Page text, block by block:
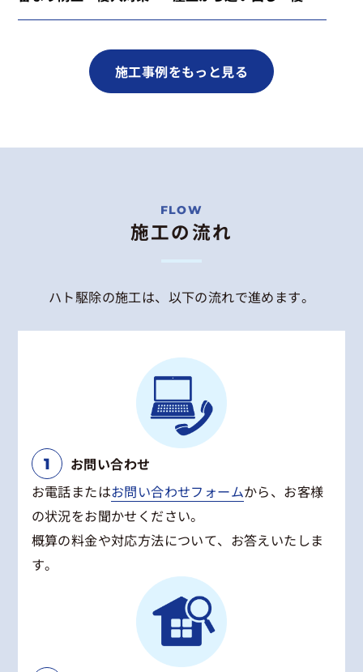
対策
施工事例をもっと見る
施工の流れ
ハト駆除の施工は、以下の流れで進めます。
お問い合わせ
お電話またはお問い合わせフォームから、お客様
の状況をお聞かせください。
概算の料金や対応方法について、お答えいたしま
す。